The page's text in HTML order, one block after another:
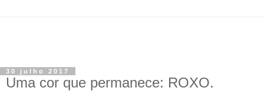
30 julho 2017
Uma cor que permanece: ROXO.